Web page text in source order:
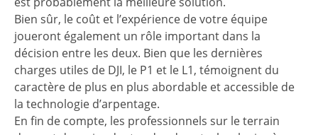
Bien sûr, le coût et l’expérience de votre équipe
joueront également un rôle important dans la
décision entre les deux. Bien que les dernières
charges utiles de DJI, le P1 et le L1, témoignent du
caractère de plus en plus abordable et accessible de
la technologie d’arpentage.
En fin de compte, les professionnels sur le terrain